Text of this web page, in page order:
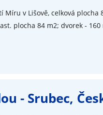
v Lišově, celková plocha
plocha 84 m2; dvorek - 160
- Srubec,